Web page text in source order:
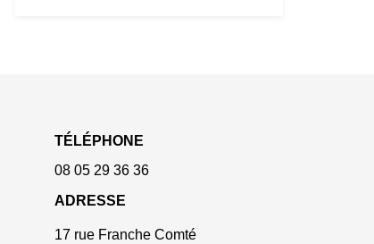
TÉLÉPHONE
08 05 29 36 36
ADRESSE
17 rue Franche Comté